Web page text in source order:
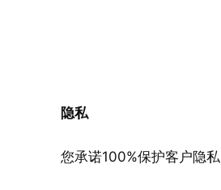
隐私
您承诺100%保护客户隐私